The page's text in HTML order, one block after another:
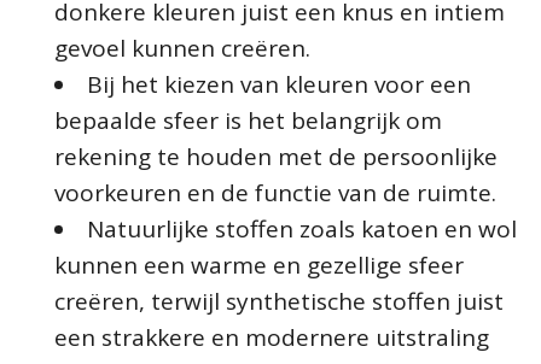
donkere kleuren juist een knus en intiem
gevoel kunnen creëren.
Bij het kiezen van kleuren voor een
bepaalde sfeer is het belangrijk om
rekening te houden met de persoonlijke
voorkeuren en de functie van de ruimte.
Natuurlijke stoffen zoals katoen en wol
kunnen een warme en gezellige sfeer
creëren, terwijl synthetische stoffen juist
een strakkere en modernere uitstraling